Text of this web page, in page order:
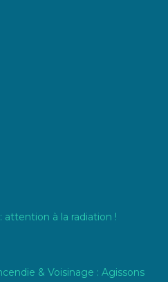
attention à la radiation !
& Voisinage : Agissons